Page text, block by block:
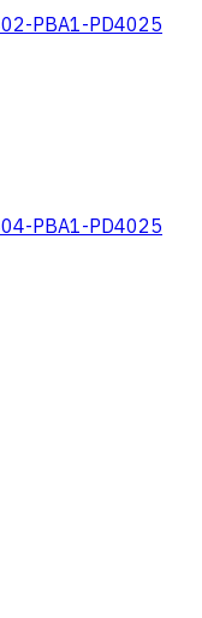
PBA1-PD4025
PBA1-PD4025